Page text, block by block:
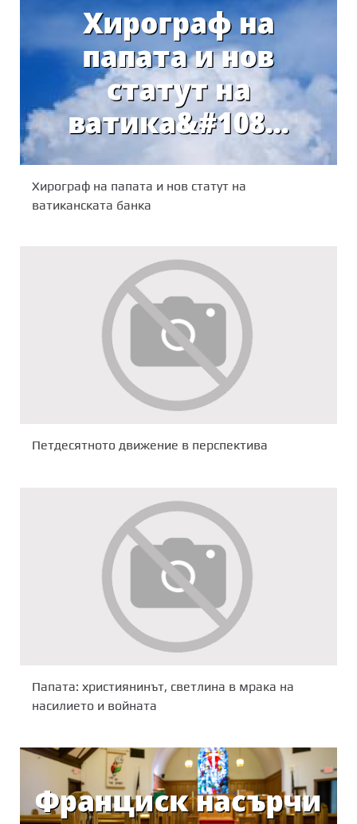
Хирограф на папата и нов статут на
ватиканската банка
Петдесятното движение в перспектива
Папата: християнинът, светлина в мрака на
насилието и войната